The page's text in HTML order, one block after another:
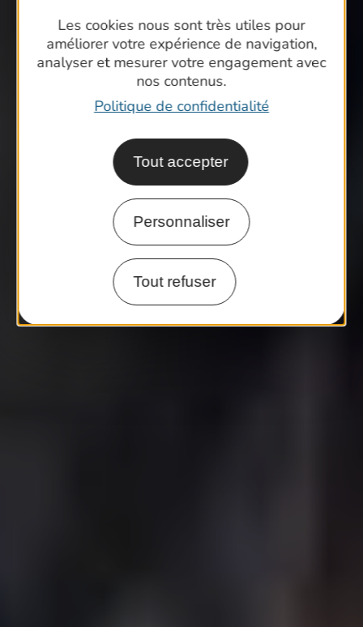
Les cookies nous sont très utiles pour
améliorer votre expérience de navigation,
analyser et mesurer votre engagement avec
nos contenus.
Politique de confidentialité
Tout accepter
Personnaliser
Tout refuser